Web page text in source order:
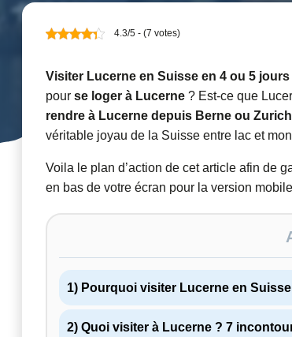
4.3/5 - (7 votes)
Visiter Lucerne en Suisse en 4 ou 5 jours
pour se loger à Lucerne ? Est-ce que
rendre à Lucerne depuis Berne ou Zurich
véritable joyau de la Suisse entre lac et
Voila le plan d’action de cet article afin de
en bas de votre écran pour la version
1) Pourquoi visiter Lucerne en
2) Quoi visiter à Lucerne ? 7